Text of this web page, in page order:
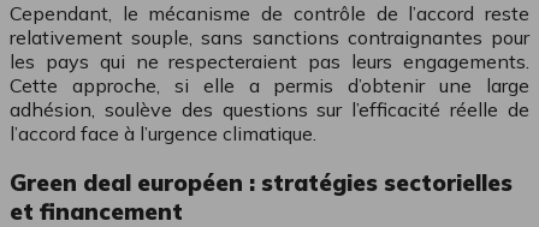
Cependant, le mécanisme de contrôle de l’accord reste
relativement souple, sans sanctions contraignantes pour
les pays qui ne respecteraient pas leurs engagements.
Cette approche, si elle a permis d’obtenir une large
adhésion, soulève des questions sur l’efficacité réelle de
l’accord face à l’urgence climatique.
Green deal européen : stratégies sectorielles
et financement